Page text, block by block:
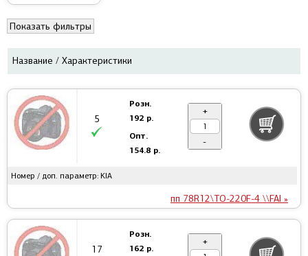
Показать фильтры
Название / Характеристики
Номер / доп. параметр: KIA
пп 78R12\TO-220F-4 \\FAI »
5
Розн.
192 р.
Опт.
154.8 р.
+
-
17
Розн.
162 р.
+